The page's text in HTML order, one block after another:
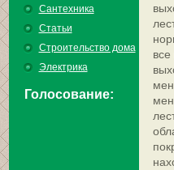
Сантехника
Статьи
Строительство дома
Электрика
Голосование: